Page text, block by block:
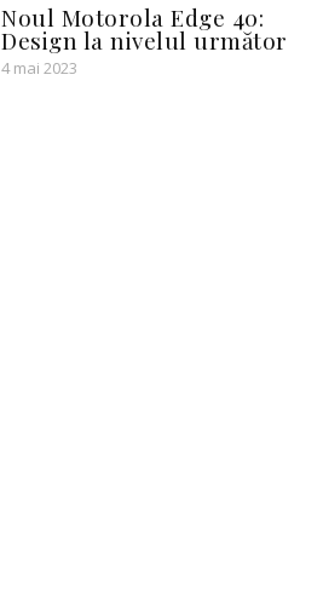
Noul Motorola Edge 40:
Design la nivelul următor
4 mai 2023